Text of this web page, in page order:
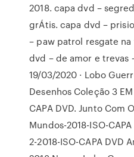
2018. capa dvd –
grÁtis. capa dvd –
– paw patrol resgate na
dvd – de amor e trevas
19/03/2020 · Lobo
Desenhos Coleção 3 EM
CAPA DVD. Junto Com
Mundos-2018-ISO-
2-2018-ISO-CAPA DVD